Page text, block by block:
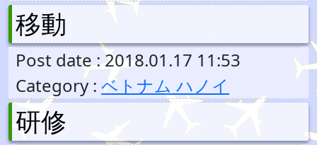
移動
Post date : 2018.01.17 11:53
Category : ベトナム ハノイ
研修